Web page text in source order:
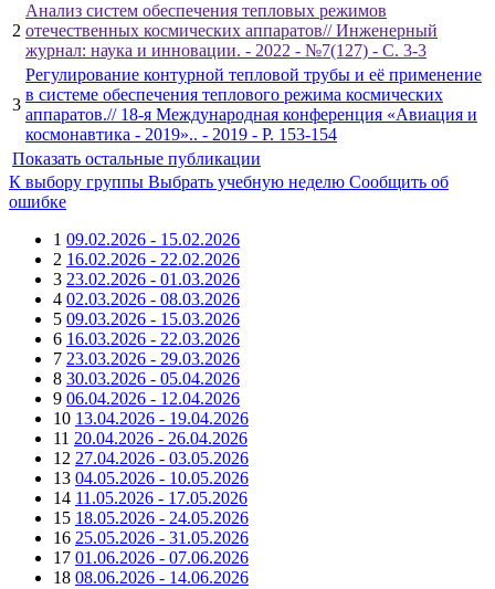
2
Анализ систем обеспечения тепловых режимов
отечественных космических аппаратов// Инженерный
журнал: наука и инновации. - 2022 - №7(127) - С. 3-3
3
Регулирование контурной тепловой трубы и её применение
в системе обеспечения теплового режима космических
аппаратов.// 18-я Международная конференция «Авиация и
космонавтика - 2019».. - 2019 - P. 153-154
Показать остальные публикации
К выбору группы Выбрать учебную неделю Сообщить об
ошибке
1 09.02.2026 - 15.02.2026
2 16.02.2026 - 22.02.2026
3 23.02.2026 - 01.03.2026
4 02.03.2026 - 08.03.2026
5 09.03.2026 - 15.03.2026
6 16.03.2026 - 22.03.2026
7 23.03.2026 - 29.03.2026
8 30.03.2026 - 05.04.2026
9 06.04.2026 - 12.04.2026
10 13.04.2026 - 19.04.2026
11 20.04.2026 - 26.04.2026
12 27.04.2026 - 03.05.2026
13 04.05.2026 - 10.05.2026
14 11.05.2026 - 17.05.2026
15 18.05.2026 - 24.05.2026
16 25.05.2026 - 31.05.2026
17 01.06.2026 - 07.06.2026
18 08.06.2026 - 14.06.2026